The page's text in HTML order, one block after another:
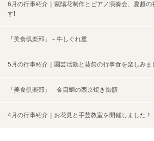
6月の行事紹介｜紫陽花制作とピアノ演奏会、夏越の
す!
「美食倶楽部」－牛しぐれ重
5月の行事紹介｜園芸活動と葵祭の行事食を楽しみま
「美食倶楽部」－金目鯛の西京焼き御膳
4月の行事紹介｜お花見と手芸教室を開催しました！